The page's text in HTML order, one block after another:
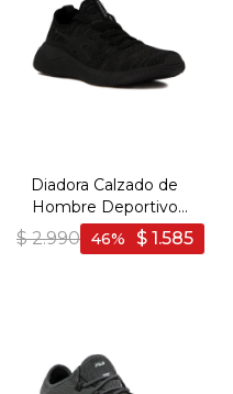
Diadora Calzado de
Hombre Deportivo
Running Adriatic - Negro
$ 2.990 $ 1.585
46